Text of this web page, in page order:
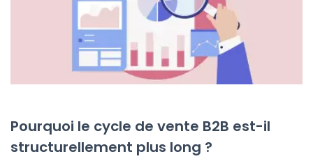
Pourquoi le cycle de vente B2B est-il
structurellement plus long ?